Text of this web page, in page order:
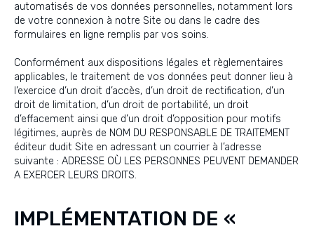
automatisés de vos données personnelles, notamment lors
de votre connexion à notre Site ou dans le cadre des
formulaires en ligne remplis par vos soins.
Conformément aux dispositions légales et règlementaires
applicables, le traitement de vos données peut donner lieu à
l’exercice d’un droit d’accès, d’un droit de rectification, d’un
droit de limitation, d’un droit de portabilité, un droit
d’effacement ainsi que d’un droit d’opposition pour motifs
légitimes, auprès de NOM DU RESPONSABLE DE TRAITEMENT
éditeur dudit Site en adressant un courrier à l’adresse
suivante : ADRESSE OÙ LES PERSONNES PEUVENT DEMANDER
A EXERCER LEURS DROITS.
IMPLÉMENTATION DE «